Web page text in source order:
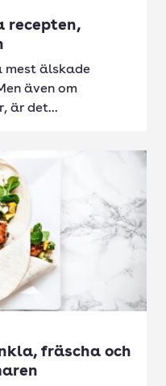
recepten,
mest älskade
även om
är det...
fräscha och